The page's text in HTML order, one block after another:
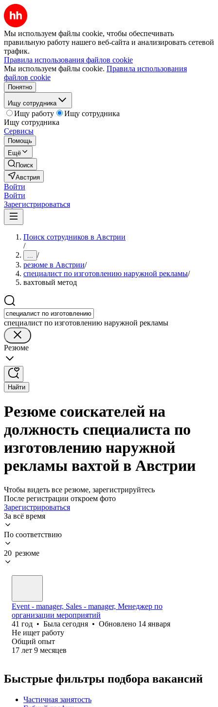
Мы используем файлы cookie, чтобы обеспечивать
правильную работу нашего веб-сайта и анализировать сетевой
трафик.
Правила использования файлов cookie
Мы используем файлы cookie. Правила использования
файлов cookie
Понятно
Ищу сотрудника
Ищу работу
Ищу сотрудника
Ищу сотрудника
Сервисы
Помощь
Ещё
Поиск
Австрия
Войти
Войти
Зарегистрироваться
Поиск сотрудников в Австрии
/
... /
резюме в Австрии/
специалист по изготовлению наружной рекламы/
вахтовый метод
специалист по изготовлению наружной рекламы
Резюме
Найти
Резюме соискателей на
должность специалиста по
изготовлению наружной
рекламы вахтой в Австрии
Чтобы видеть все резюме, зарегистрируйтесь
После регистрации откроем фото
Зарегистрироваться
За всё время
По соответствию
20 резюме
Event - manager, Sales - manager, Менеджер по
организации мероприятий
41 год • Была сегодня • Обновлено 14 января
Не ищет работу
Общий опыт
17 лет 9 месяцев
Быстрые фильтры подбора вакансий
Частичная занятость